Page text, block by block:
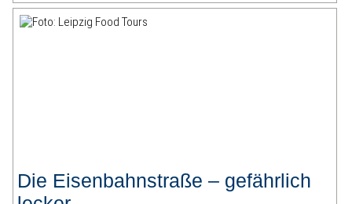
Die Eisenbahnstraße – gefährlich